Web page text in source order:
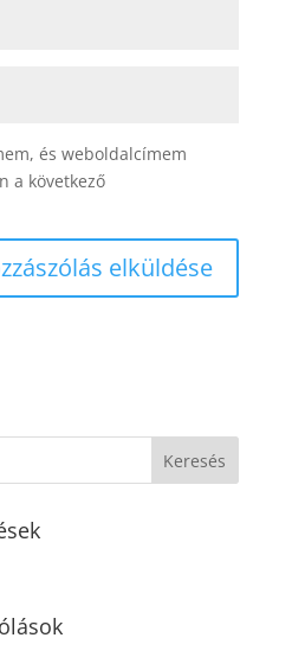
és weboldalcímem
a következő